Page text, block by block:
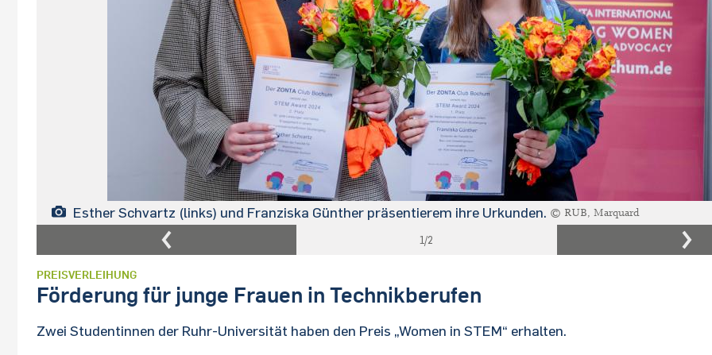
Esther Schvartz (links) und Franziska Günther präsentierem ihre Urkunden. © RUB, Marquard
1/2
PREISVERLEIHUNG
Förderung für junge Frauen in Technikberufen
Zwei Studentinnen der Ruhr-Universität haben den Preis „Women in STEM“ erhalten.